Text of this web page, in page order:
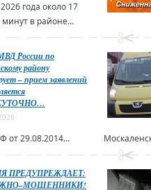
года около 17
минут в районе...
России по
району
– прием заявлений
от 29.08.2014...
ПРЕДУПРЕЖДАЕТ: